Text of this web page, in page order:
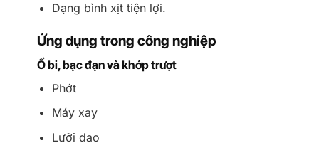
Dạng bình xịt tiện lợi.
Ứng dụng trong công nghiệp
Ổ bi, bạc đạn và khớp trượt
Phớt
Máy xay
Lưỡi dao